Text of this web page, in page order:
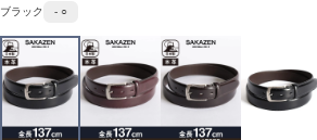
ブラック - ○